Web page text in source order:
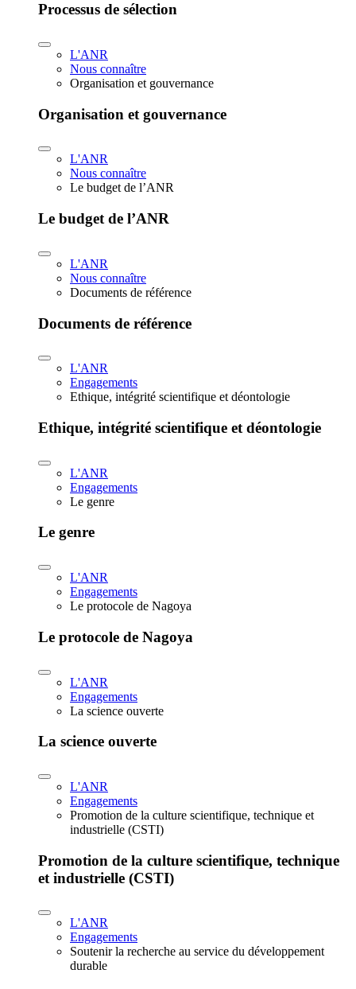
Processus de sélection
L'ANR
Nous connaître
Organisation et gouvernance
Organisation et gouvernance
L'ANR
Nous connaître
Le budget de l’ANR
Le budget de l’ANR
L'ANR
Nous connaître
Documents de référence
Documents de référence
L'ANR
Engagements
Ethique, intégrité scientifique et déontologie
Ethique, intégrité scientifique et déontologie
L'ANR
Engagements
Le genre
Le genre
L'ANR
Engagements
Le protocole de Nagoya
Le protocole de Nagoya
L'ANR
Engagements
La science ouverte
La science ouverte
L'ANR
Engagements
Promotion de la culture scientifique, technique et
industrielle (CSTI)
Promotion de la culture scientifique, technique
et industrielle (CSTI)
L'ANR
Engagements
Soutenir la recherche au service du développement
durable